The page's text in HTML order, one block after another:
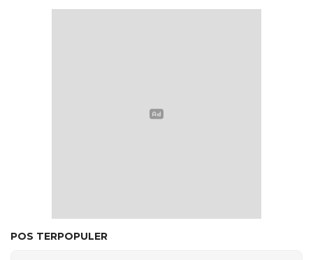
POS TERPOPULER